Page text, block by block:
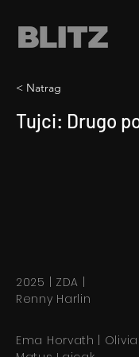
< Natrag
Tujci: Drugo
2025 | ZDA |
Renny Harlin
Ema Horvath | Olivia